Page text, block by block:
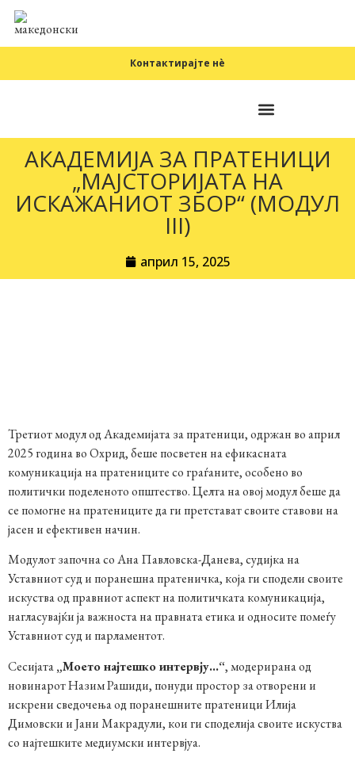
Контактирајте нè
АКАДЕМИЈА ЗА ПРАТЕНИЦИ
„МАЈСТОРИЈАТА НА
ИСКАЖАНИОТ ЗБОР“ (МОДУЛ
III)
април 15, 2025
Третиот модул од Академијата за пратеници, одржан во април
2025 година во Охрид, беше посветен на ефикасната
комуникација на пратениците со граѓаните, особено во
политички поделеното општество. Целта на овој модул беше да
се помогне на пратениците да ги претстават своите ставови на
јасен и ефективен начин.
Модулот започна со Ана Павловска-Данева, судијка на
Уставниот суд и поранешна пратеничка, која ги сподели своите
искуства од правниот аспект на политичката комуникација,
нагласувајќи ја важноста на правната етика и односите помеѓу
Уставниот суд и парламентот.
Сесијата„Моето најтешко интервју…“, модерирана од
новинарот Назим Рашиди, понуди простор за отворени и
искрени сведочења од поранешните пратеници Илија
Димовски и Јани Макрадули, кои ги споделија своите искуства
со најтешките медиумски интервјуа.